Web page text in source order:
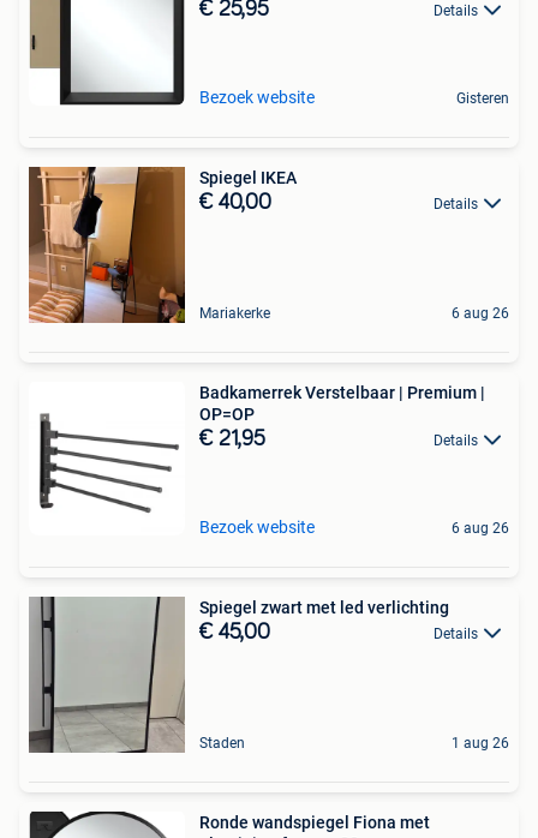
€ 25,95 Details
Bezoek website Gisteren
Spiegel IKEA
€ 40,00 Details
Mariakerke 6 aug 26
Badkamerrek Verstelbaar | Premium |
OP=OP
€ 21,95 Details
Bezoek website 6 aug 26
Spiegel zwart met led verlichting
€ 45,00 Details
Staden 1 aug 26
Ronde wandspiegel Fiona met